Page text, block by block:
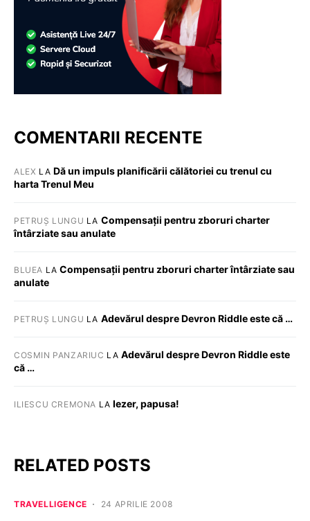
COMENTARII RECENTE
ALEX LA Dă un impuls planificării călătoriei cu trenul cu
harta Trenul Meu
PETRUȘ LUNGU LA Compensații pentru zboruri charter
întârziate sau anulate
BLUEA LACompensații pentru zboruri charter întârziate sau
anulate
PETRUȘ LUNGU LA Adevărul despre Devron Riddle este că …
COSMIN PANZARIUC LA Adevărul despre Devron Riddle este
că …
ILIESCU CREMONA LA Iezer, papusa!
RELATED POSTS
TRAVELLIGENCE 24 APRILIE 2008